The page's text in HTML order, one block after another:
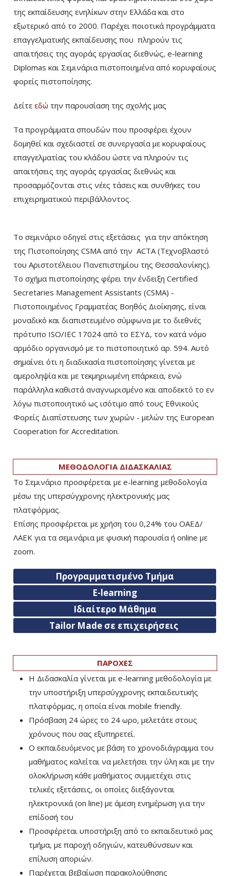
της εκπαίδευσης ενηλίκων στην Ελλάδα και στο
εξωτερικό από το 2000. Παρέχει ποιοτικά προγράμματα
επαγγελματικής εκπαίδευσης που πληρούν τις
απαιτήσεις της αγοράς εργασίας διεθνώς, e-learning
Diplomas και Σεμινάρια πιστοποιημένα από κορυφαίους
φορείς πιστοποίησης.
Δείτε εδώ την παρουσίαση της σχολής μας
Τα προγράμματα σπουδών που προσφέρει έχουν
δομηθεί και σχεδιαστεί σε συνεργασία με κορυφαίους
επαγγελματίας του κλάδου ώστε να πληρούν τις
απαιτήσεις της αγοράς εργασίας διεθνώς και
προσαρμόζονται στις νέες τάσεις και συνθήκες του
επιχειρηματικού περιβάλλοντος.
Το σεμινάριο οδηγεί στις εξετάσεις για την απόκτηση
της Πιστοποίησης CSMA από την ACTA (Τεχνοβλαστό
του Αριστοτέλειου Πανεπιστημίου της Θεσσαλονίκης).
Το σχήμα πιστοποίησης φέρει την ένδειξη Certified
Secretaries Management Assistants (CSMA) -
Πιστοποιημένος Γραμματέας Βοηθός Διοίκησης, είναι
μοναδικό και διαπιστευμένο σύμφωνα με το διεθνές
πρότυπο ISO/IEC 17024 από το ΕΣΥΔ, τον κατά νόμο
αρμόδιο οργανισμό με το πιστοποιητικό αρ. 594. Αυτό
σημαίνει ότι η διαδικασία πιστοποίησης γίνεται με
αμεροληψία και με τεκμηριωμένη επάρκεια, ενώ
παράλληλα καθιστά αναγνωρισμένο και αποδεκτό το εν
λόγω πιστοποιητικό ως ισότιμο από τους Εθνικούς
Φορείς Διαπίστευσης των χωρών - μελών της European
Cooperation for Accreditation.
ΜΕΘΟΔΟΛΟΓΙΑ ΔΙΔΑΣΚΑΛΙΑΣ
Το Σεμινάριο προσφέρεται με e-learning μεθοδολογία
μέσω της υπερσύγχρονης ηλεκτρονικής μας
πλατφόρμας.
Επίσης προσφέρεται με χρήση του 0,24% του ΟΑΕΔ/
ΛΑΕΚ για τα σεμινάρια με φυσική παρουσία ή online με
zoom.
Προγραμματισμένο Τμήμα
E-learning
Ιδιαίτερο Μάθημα
Tailor Made σε επιχειρήσεις
ΠΑΡΟΧΕΣ
Η Διδασκαλία γίνεται με e-learning μεθοδολογία με
την υποστήριξη υπερσύγχρονης εκπαιδευτικής
πλατφόρμας, η οποία είναι mobile friendly.
Πρόσβαση 24 ώρες το 24 ωρο, μελετάτε στους
χρόνους που σας εξυπηρετεί.
Ο εκπαιδευόμενος με βάση το χρονοδιάγραμμα του
μαθήματος καλείται να μελετήσει την ύλη και με την
ολοκλήρωση κάθε μαθήματος συμμετέχει στις
τελικές εξετάσεις, οι οποίες διεξάγονται
ηλεκτρονικά (on line) με άμεση ενημέρωση για την
επίδοσή του
Προσφέρεται υποστήριξη από το εκπαιδευτικό μας
τμήμα, με παροχή οδηγιών, κατευθύνσεων και
επίλυση αποριών.
Παρέχεται βεβαίωση παρακολούθησης